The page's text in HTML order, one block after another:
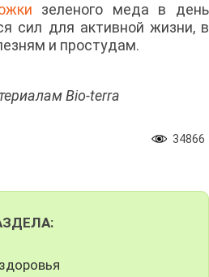
зеленого меда в день
сил для активной жизни, в
и простудам.
Bio-terra
34866